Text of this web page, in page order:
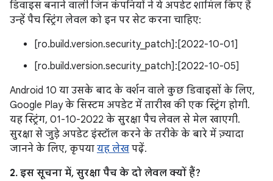
डिवाइस बनाने वाली जिन कंपनियों ने ये अपडेट शामिल किए हैं
उन्हें पैच स्ट्रिंग लेवल को इन पर सेट करना चाहिए:
[ro.build.version.security_patch]:[2022-10-01]
[ro.build.version.security_patch]:[2022-10-05]
Android 10 या उसके बाद के वर्शन वाले कुछ डिवाइसों के लिए,
Google Play के सिस्टम अपडेट में तारीख की एक स्ट्रिंग होगी.
यह स्ट्रिंग, 01-10-2022 के सुरक्षा पैच लेवल से मेल खाएगी.
सुरक्षा से जुड़े अपडेट इंस्टॉल करने के तरीके के बारे में ज़्यादा
जानने के लिए, कृपया यह लेख पढ़ें.
2. इस सूचना में, सुरक्षा पैच के दो लेवल क्यों हैं?